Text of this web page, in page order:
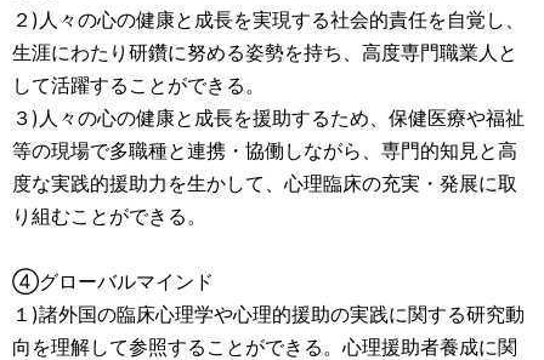
２)人々の心の健康と成長を実現する社会的責任を自覚し、
生涯にわたり研鑽に努める姿勢を持ち、高度専門職業人と
して活躍することができる。
３)人々の心の健康と成長を援助するため、保健医療や福祉
等の現場で多職種と連携・協働しながら、専門的知見と高
度な実践的援助力を生かして、心理臨床の充実・発展に取
り組むことができる。
④グローバルマインド
１)諸外国の臨床心理学や心理的援助の実践に関する研究動
向を理解して参照することができる。心理援助者養成に関